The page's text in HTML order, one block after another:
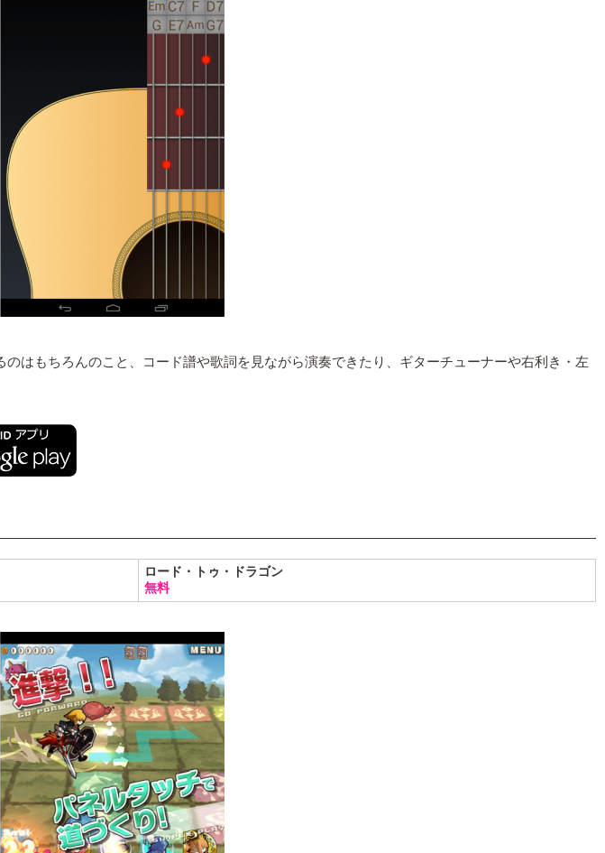
はもちろんのこと、コード譜や歌詞を見ながら演奏できたり、ギターチューナーや右利き・左
ロード・トゥ・ドラゴン
無料